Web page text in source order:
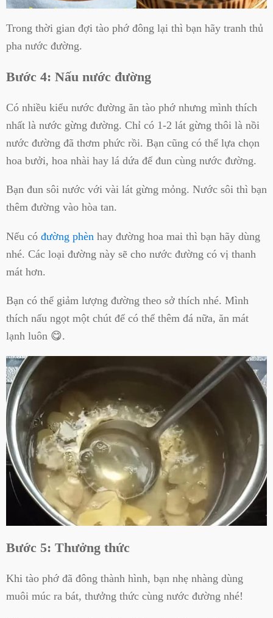
Trong thời gian đợi tào phớ đông lại thì bạn hãy tranh thủ
pha nước đường.
Bước 4: Nấu nước đường
Có nhiều kiểu nước đường ăn tào phớ nhưng mình thích
nhất là nước gừng đường. Chỉ có 1-2 lát gừng thôi là nồi
nước đường đã thơm phức rồi. Bạn cũng có thể lựa chọn
hoa bưởi, hoa nhài hay lá dứa để đun cùng nước đường.
Bạn đun sôi nước với vài lát gừng mỏng. Nước sôi thì bạn
thêm đường vào hòa tan.
Nếu có đường phèn hay đường hoa mai thì bạn hãy dùng
nhé. Các loại đường này sẽ cho nước đường có vị thanh
mát hơn.
Bạn có thể giảm lượng đường theo sở thích nhé. Mình
thích nấu ngọt một chút để có thể thêm đá nữa, ăn mát
lạnh luôn 😋.
Bước 5: Thưởng thức
Khi tào phớ đã đông thành hình, bạn nhẹ nhàng dùng
muôi múc ra bát, thưởng thức cùng nước đường nhé!